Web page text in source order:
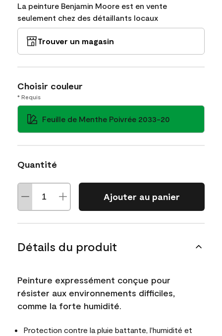
La peinture Benjamin Moore est en vente
seulement chez des détaillants locaux
Trouver un magasin
Choisir couleur
* Requis
Feuille de Menthe Poivrée 2033-20
Quantité
Ajouter au panier
Détails du produit
Peinture expressément conçue pour
résister aux environnements difficiles,
comme la forte humidité.
Protection contre la pluie battante, l'humidité et